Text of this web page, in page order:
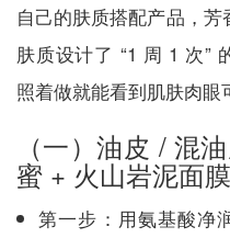
自己的肤质搭配产品，芳
肤质设计了 “1 周 1 次”
照着做就能看到肌肤肉眼
（一）油皮 / 混
蜜 + 火山岩泥面膜
第一步：用氨基酸净